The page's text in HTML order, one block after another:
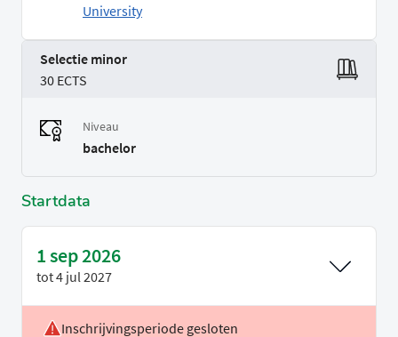
University
Selectie minor
30 ECTS
Niveau
bachelor
Startdata
1 sep 2026
tot4 jul 2027
Inschrijvingsperiode gesloten